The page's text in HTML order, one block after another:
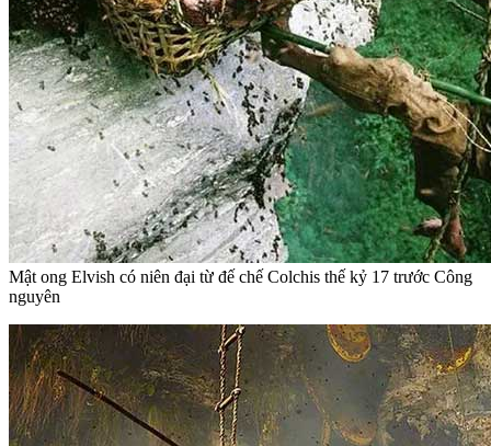
Mật ong Elvish có niên đại từ đế chế Colchis thế kỷ 17 trước Công
nguyên